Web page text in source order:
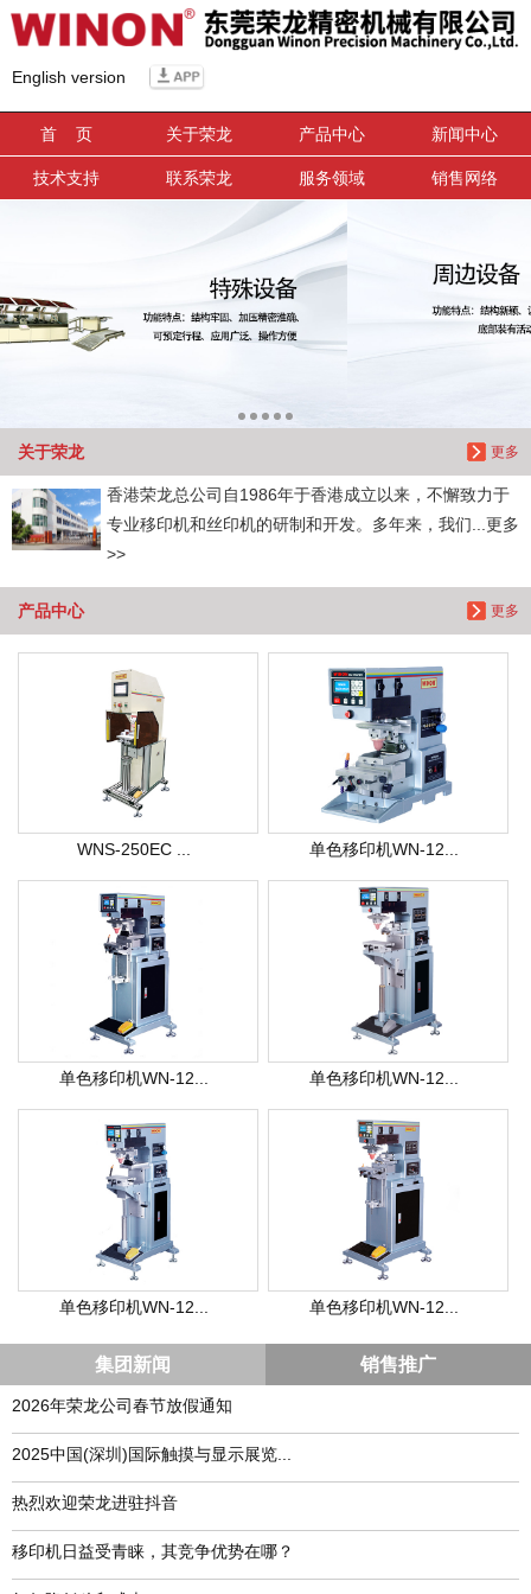
English version
首 页 关于荣龙 产品中心 新闻中心
技术支持 联系荣龙 服务领域 销售网络
更多
关于荣龙
香港荣龙总公司自1986年于香港成立以来，不懈致力于
专业移印机和丝印机的研制和开发。多年来，我们...更多
>>
更多
产品中心
WNS-250EC ... 单色移印机WN-12...
单色移印机WN-12... 单色移印机WN-12...
单色移印机WN-12... 单色移印机WN-12...
集团新闻 销售推广
2026年荣龙公司春节放假通知
​2025中国(深圳)国际触摸与显示展览...
热烈欢迎荣龙进驻抖音
移印机日益受青睐，其竞争优势在哪？
信息搜索
搜索